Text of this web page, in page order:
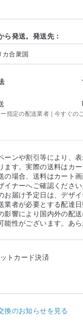
ら発送。発送先：
カ合衆国
指定の配送業者 | 今すぐの
ーンや割引等により、
ます。実際の送料はカ
の場合、送料はカート
イナーへご確認ください
お届け予定日は、デザ
業者が必要とする配達
影響により国内外の配
能性がございます。あら
トカード決済
換のお知らせを見る